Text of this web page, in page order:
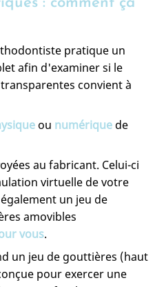
: comment ça
pratique un
afin d'examiner si le
convient à
ou numérique de
au fabricant. Celui-ci
virtuelle de votre
un jeu de
amovibles
vous.
un jeu de gouttières (haut
pour exercer une